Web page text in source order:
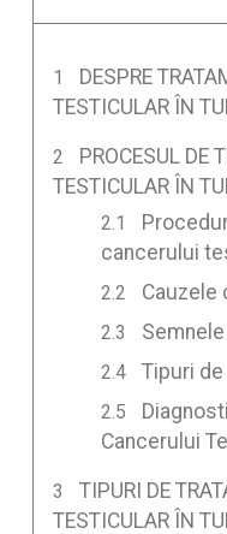
DESPRE
TESTICULAR ÎN
PROCESUL DE
TESTICULAR ÎN
cancerului
Cauzele
Tipuri
Cancerului
TIPURI DE
TESTICULAR ÎN